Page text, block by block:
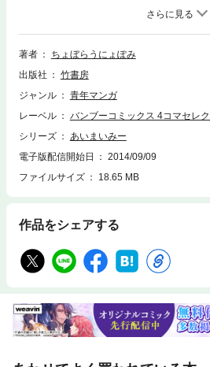
ルと成長したり、漫画を描いたりはしないか
著者
ちょぼらうにょぽみ
出版社
竹書房
ジャンル
青年マンガ
レーベル
バンブーコミックス 4コマセレ
シリーズ
あいまいみー
電子版配信開始日
2014/09/09
ファイルサイズ
18.65 MB
作品をシェアする